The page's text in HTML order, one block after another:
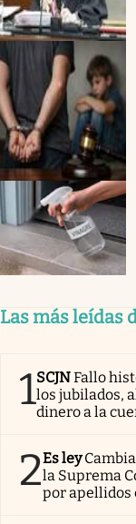
Las más leídas
1SCJNFallo
los jubilados,
dinero a la
2Es ley
la Suprema
por apellidos